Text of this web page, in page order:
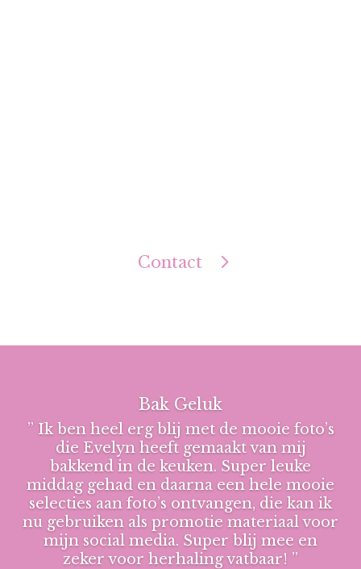
Contact
Bak Geluk
” Ik ben heel erg blij met de mooie foto’s
die Evelyn heeft gemaakt van mij
bakkend in de keuken. Super leuke
middag gehad en daarna een hele mooie
selecties aan foto’s ontvangen, die kan ik
nu gebruiken als promotie materiaal voor
mijn social media. Super blij mee en
zeker voor herhaling vatbaar! ”